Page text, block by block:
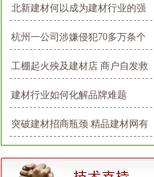
北新建材何以成为建材行业的强
势民族品牌？
杭州一公司涉嫌侵犯70多万条个
人信息，多为向业主推销建材
工棚起火殃及建材店 商户自发救
援避免损失
建材行业如何化解品牌难题
突破建材招商瓶颈 精品建材网有
一套